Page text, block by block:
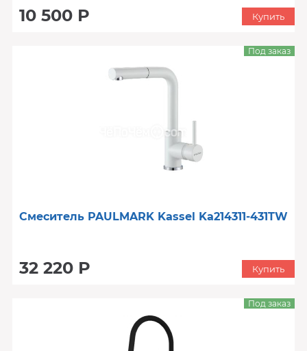
10 500 Р Купить
Смеситель PAULMARK Kassel Ka214311-431TW
32 220 Р
Под заказ
Купить
Под заказ